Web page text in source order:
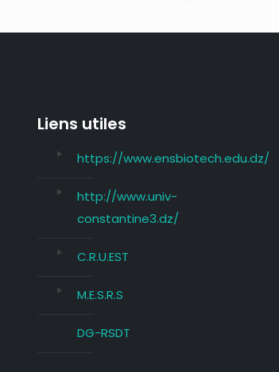
Liens utiles
https://www.ensbiotech.edu.dz/
http://www.univ-
constantine3.dz/
C.R.U.EST
M.E.S.R.S
DG-RSDT